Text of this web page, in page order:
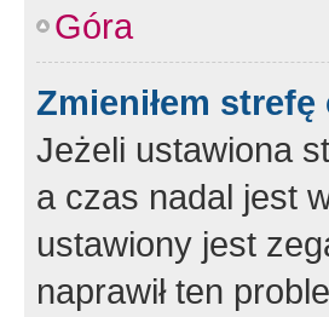
Góra
Zmieniłem
Jeżeli ustawiona
a czas nadal jest
ustawiony jest
naprawił ten